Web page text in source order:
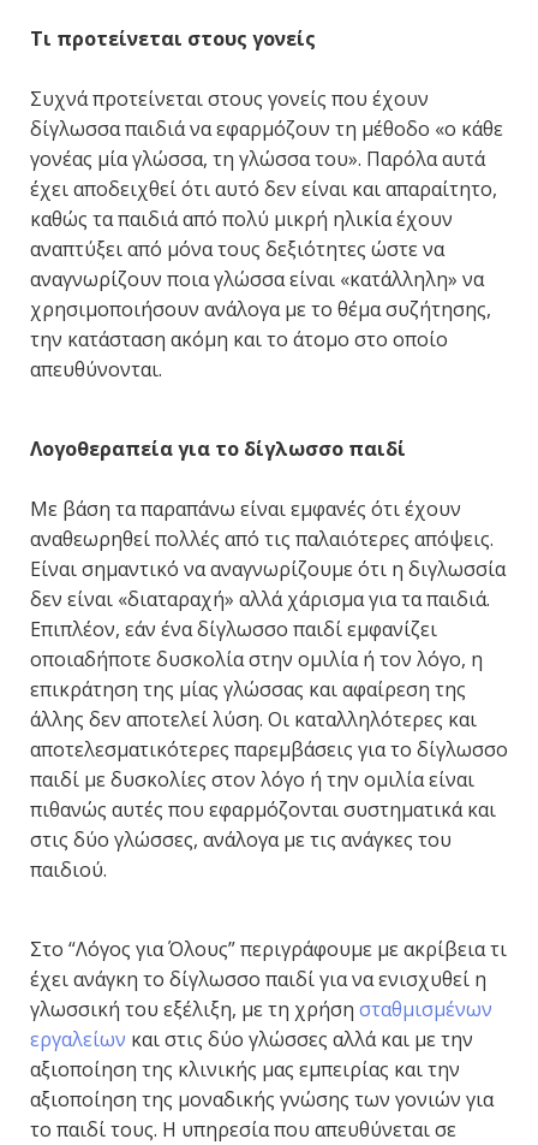
Τι προτείνεται στους γονείς
Συχνά προτείνεται στους γονείς που έχουν
δίγλωσσα παιδιά να εφαρμόζουν τη μέθοδο «ο κάθε
γονέας μία γλώσσα, τη γλώσσα του». Παρόλα αυτά
έχει αποδειχθεί ότι αυτό δεν είναι και απαραίτητο,
καθώς τα παιδιά από πολύ μικρή ηλικία έχουν
αναπτύξει από μόνα τους δεξιότητες ώστε να
αναγνωρίζουν ποια γλώσσα είναι «κατάλληλη» να
χρησιμοποιήσουν ανάλογα με το θέμα συζήτησης,
την κατάσταση ακόμη και το άτομο στο οποίο
απευθύνονται.
Λογοθεραπεία για το δίγλωσσο παιδί
Με βάση τα παραπάνω είναι εμφανές ότι έχουν
αναθεωρηθεί πολλές από τις παλαιότερες απόψεις.
Είναι σημαντικό να αναγνωρίζουμε ότι η διγλωσσία
δεν είναι «διαταραχή» αλλά χάρισμα για τα παιδιά.
Επιπλέον, εάν ένα δίγλωσσο παιδί εμφανίζει
οποιαδήποτε δυσκολία στην ομιλία ή τον λόγο, η
επικράτηση της μίας γλώσσας και αφαίρεση της
άλλης δεν αποτελεί λύση. Οι καταλληλότερες και
αποτελεσματικότερες παρεμβάσεις για το δίγλωσσο
παιδί με δυσκολίες στον λόγο ή την ομιλία είναι
πιθανώς αυτές που εφαρμόζονται συστηματικά και
στις δύο γλώσσες, ανάλογα με τις ανάγκες του
παιδιού.
Στο “Λόγος για Όλους” περιγράφουμε με ακρίβεια τι
έχει ανάγκη το δίγλωσσο παιδί για να ενισχυθεί η
γλωσσική του εξέλιξη, με τη χρήση σταθμισμένων
εργαλείων και στις δύο γλώσσες αλλά και με την
αξιοποίηση της κλινικής μας εμπειρίας και την
αξιοποίηση της μοναδικής γνώσης των γονιών για
το παιδί τους. Η υπηρεσία που απευθύνεται σε